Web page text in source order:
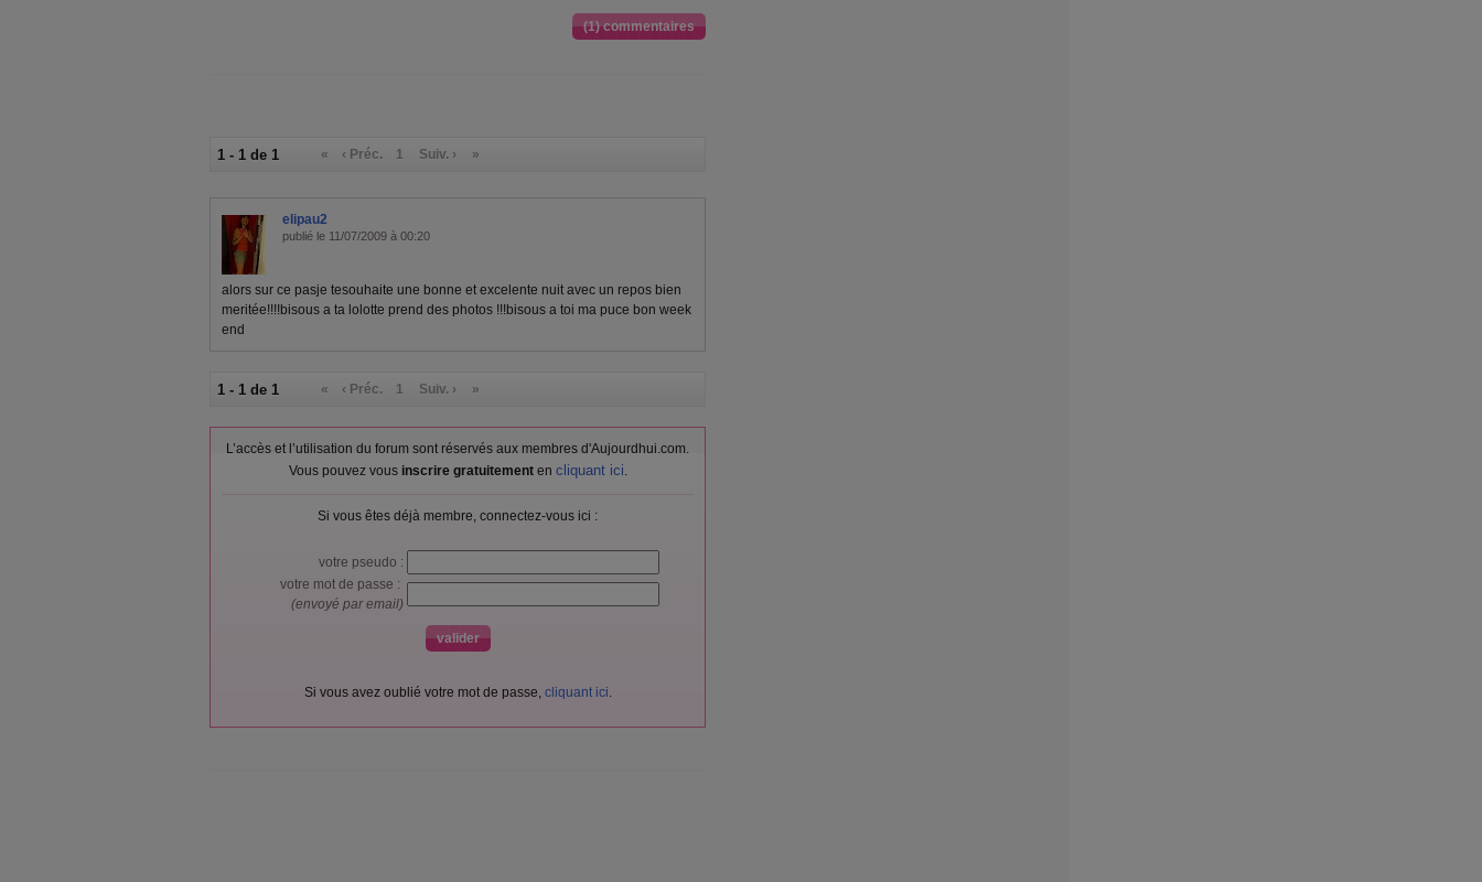
(1) commentaires
1 - 1 de 1 « ‹ Préc. 1 Suiv. › »
elipau2
publié le 11/07/2009 à 00:20
alors sur ce pasje tesouhaite une bonne et excelente nuit avec un repos bien
meritée!!!!bisous a ta lolotte prend des photos !!!bisous a toi ma puce bon week
end
1 - 1 de 1 « ‹ Préc. 1 Suiv. › »
L’accès et l’utilisation du forum sont réservés aux membres d'Aujourdhui.com.
Vous pouvez vous inscrire gratuitementen cliquant ici.
Si vous êtes déjà membre, connectez-vous ici :
votre pseudo :
votre mot de passe :
(envoyé par email)
Si vous avez oublié votre mot de passe, cliquant ici.